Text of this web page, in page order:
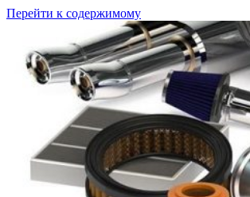
Перейти к содержимому